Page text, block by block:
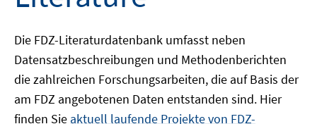
Die FDZ-Literaturdatenbank umfasst neben
Datensatzbeschreibungen und Methodenberichten
die zahlreichen Forschungsarbeiten, die auf Basis der
am FDZ angebotenen Daten entstanden sind. Hier
finden Sie aktuell laufende Projekte von FDZ-